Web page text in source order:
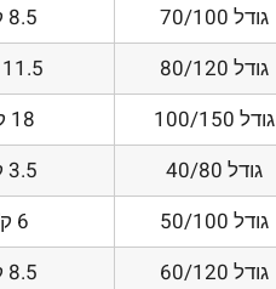
גודל 70/100
8.5 ק"ג
גודל 80/120
11.5 ק"ג
גודל 100/150
18 ק"ג
גודל 40/80
3.5 ק"ג
גודל 50/100
6 ק"ג
גודל 60/120
8.5 ק"ג